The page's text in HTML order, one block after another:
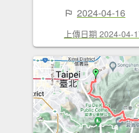
2024-04-16
上傳日期 2024-04-